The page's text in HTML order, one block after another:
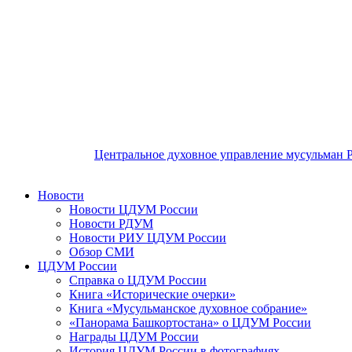
Центральное духовное управление мусульман
Новости
Новости ЦДУМ России
Новости РДУМ
Новости РИУ ЦДУМ России
Обзор СМИ
ЦДУМ России
Справка о ЦДУМ России
Книга «Исторические очерки»
Книга «Мусульманское духовное собрание»
«Панорама Башкортостана» о ЦДУМ России
Награды ЦДУМ России